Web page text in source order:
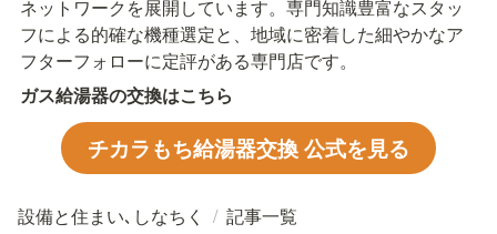
ネットワークを展開しています。専門知識豊富なスタッ
フによる的確な機種選定と、地域に密着した細やかなア
フターフォローに定評がある専門店です。
ガス給湯器の交換はこちら
チカラもち給湯器交換 公式を見る
設備と住まい､しなちく / 記事一覧